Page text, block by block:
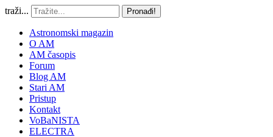
traži... Pronađi!
Astronomski magazin
O AM
AM časopis
Forum
Blog AM
Stari AM
Pristup
Kontakt
VoBaNISTA
ELECTRA